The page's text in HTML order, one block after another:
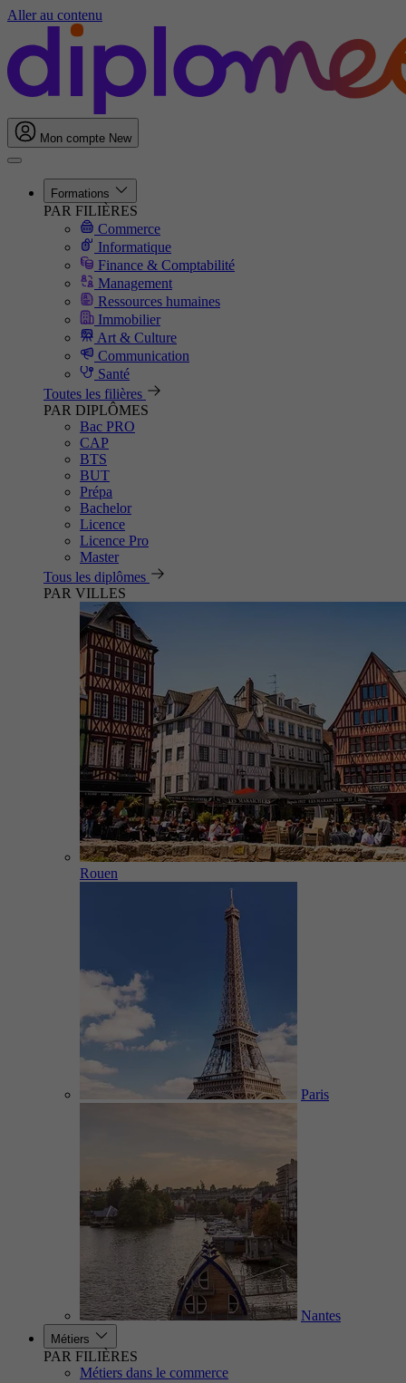
Aller au contenu
Mon compte New
Formations
PAR FILIÈRES
Commerce
Informatique
Finance & Comptabilité
Management
Ressources humaines
Immobilier
Art & Culture
Communication
Santé
Toutes les filières
PAR DIPLÔMES
Bac PRO
CAP
BTS
BUT
Prépa
Bachelor
Licence
Licence Pro
Master
Tous les diplômes
PAR VILLES
Rouen
Paris
Nantes
Métiers
PAR FILIÈRES
Métiers dans le commerce